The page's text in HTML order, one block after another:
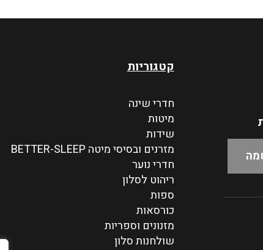
קטגוריות
חדרי שינה
מיטות
שידות
מזרנים ובסיסי מיטה BETTER-SLEEP
חדרי נוער
ריהוט לסלון
ספות
כורסאות
מזנונים וספריות
שולחנות סלון